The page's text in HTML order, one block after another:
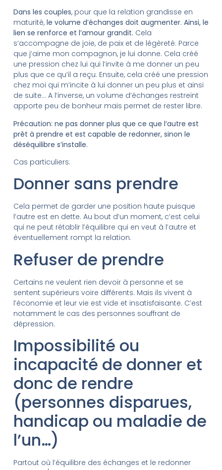
Dans les couples, pour que la relation grandisse en
maturité, le volume d’échanges doit augmenter. Ainsi, le
lien se renforce et l’amour grandit. Cela
s’accompagne de joie, de paix et de légèreté. Parce
que j’aime mon compagnon, je lui donne. Cela créé
une pression chez lui qui l’invite à me donner un peu
plus que ce qu’il a reçu. Ensuite, cela créé une pression
chez moi qui m’incite à lui donner un peu plus et ainsi
de suite… A l’inverse, un volume d’échanges restreint
apporte peu de bonheur mais permet de rester libre.
Précaution: ne pas donner plus que ce que l’autre est
prêt à prendre et est capable de redonner, sinon le
déséquilibre s’installe.
Cas particuliers:
Donner sans prendre
Cela permet de garder une position haute puisque
l’autre est en dette. Au bout d’un moment, c’est celui
qui ne peut rétablir l’équilibre qui en veut à l’autre et
éventuellement rompt la relation.
Refuser de prendre
Certains ne veulent rien devoir à personne et se
sentent supérieurs voire différents. Mais ils vivent à
l’économie et leur vie est vide et insatisfaisante. C’est
notamment le cas des personnes souffrant de
dépression.
Impossibilité ou
incapacité de donner et
donc de rendre
(personnes disparues,
handicap ou maladie de
l’un…)
Partout où l’équilibre des échanges et le redonner